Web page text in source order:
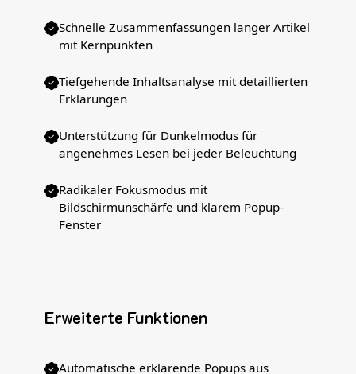
Schnelle Zusammenfassungen langer Artikel
mit Kernpunkten
Tiefgehende Inhaltsanalyse mit detaillierten
Erklärungen
Unterstützung für Dunkelmodus für
angenehmes Lesen bei jeder Beleuchtung
Radikaler Fokusmodus mit
Bildschirmunschärfe und klarem Popup-
Fenster
Erweiterte Funktionen
Automatische erklärende Popups aus